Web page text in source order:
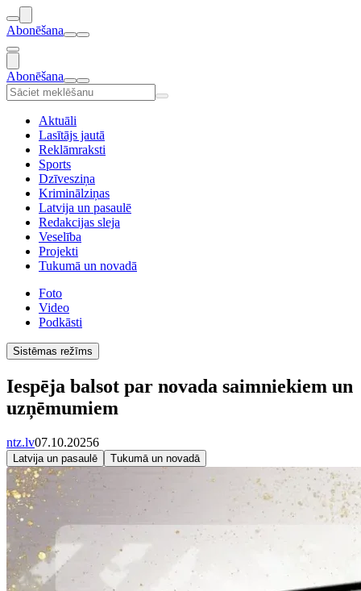
Abonēšana
Abonēšana
Aktuāli
Lasītājs jautā
Reklāmraksti
Sports
Dzīvesziņa
Kriminālziņas
Latvija un pasaulē
Redakcijas sleja
Veselība
Projekti
Tukumā un novadā
Foto
Video
Podkāsti
Sistēmas režīms
Iespēja balsot par novada saimniekiem un
uzņēmumiem
ntz.lv07.10.20256
Latvija un pasaulē Tukumā un novadā